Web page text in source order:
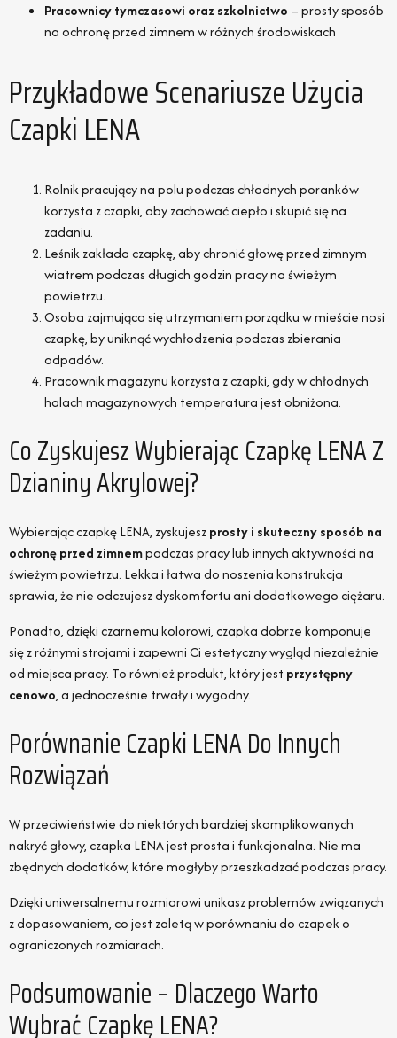
Pracownicy tymczasowi oraz szkolnictwo – prosty sposób
na ochronę przed zimnem w różnych środowiskach
Przykładowe Scenariusze Użycia
Czapki LENA
Rolnik pracujący na polu podczas chłodnych poranków
korzysta z czapki, aby zachować ciepło i skupić się na
zadaniu.
Leśnik zakłada czapkę, aby chronić głowę przed zimnym
wiatrem podczas długich godzin pracy na świeżym
powietrzu.
Osoba zajmująca się utrzymaniem porządku w mieście nosi
czapkę, by uniknąć wychłodzenia podczas zbierania
odpadów.
Pracownik magazynu korzysta z czapki, gdy w chłodnych
halach magazynowych temperatura jest obniżona.
Co Zyskujesz Wybierając Czapkę LENA Z
Dzianiny Akrylowej?
Wybierając czapkę LENA, zyskujeszprosty i skuteczny sposób na
ochronę przed zimnempodczas pracy lub innych aktywności na
świeżym powietrzu. Lekka i łatwa do noszenia konstrukcja
sprawia, że nie odczujesz dyskomfortu ani dodatkowego ciężaru.
Ponadto, dzięki czarnemu kolorowi, czapka dobrze komponuje
się z różnymi strojami i zapewni Ci estetyczny wygląd niezależnie
od miejsca pracy. To również produkt, który jest przystępny
cenowo, a jednocześnie trwały i wygodny.
Porównanie Czapki LENA Do Innych
Rozwiązań
W przeciwieństwie do niektórych bardziej skomplikowanych
nakryć głowy, czapka LENA jest prosta i funkcjonalna. Nie ma
zbędnych dodatków, które mogłyby przeszkadzać podczas pracy.
Dzięki uniwersalnemu rozmiarowi unikasz problemów związanych
z dopasowaniem, co jest zaletą w porównaniu do czapek o
ograniczonych rozmiarach.
Podsumowanie – Dlaczego Warto
Wybrać Czapkę LENA?